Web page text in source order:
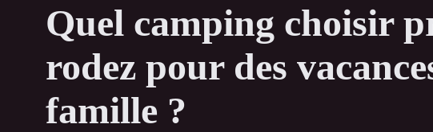
Quel camping choisir
rodez pour des
famille ?